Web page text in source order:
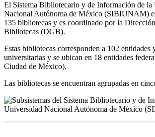
El Sistema Bibliotecario y de Información de la
Nacional Autónoma de México (SIBIUNAM)
135 bibliotecas y es coordinado por la
Bibliotecas (DGB).
Estas bibliotecas corresponden a 102 entidades
universitarias y se ubican en 18 entidades
Ciudad de México).
Las bibliotecas se encuentran agrupadas en